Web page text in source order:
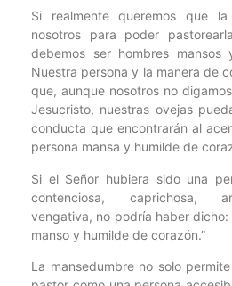
Si realmente queremos que
nosotros para poder
debemos ser hombres mansos
Nuestra persona y la manera de
que, aunque nosotros no
Jesucristo, nuestras ovejas
conducta que encontrarán al
persona mansa y humilde de
Si el Señor hubiera sido una
contenciosa, caprichosa,
vengativa, no podría haber dicho:
manso y humilde de corazón.”
La mansedumbre no solo